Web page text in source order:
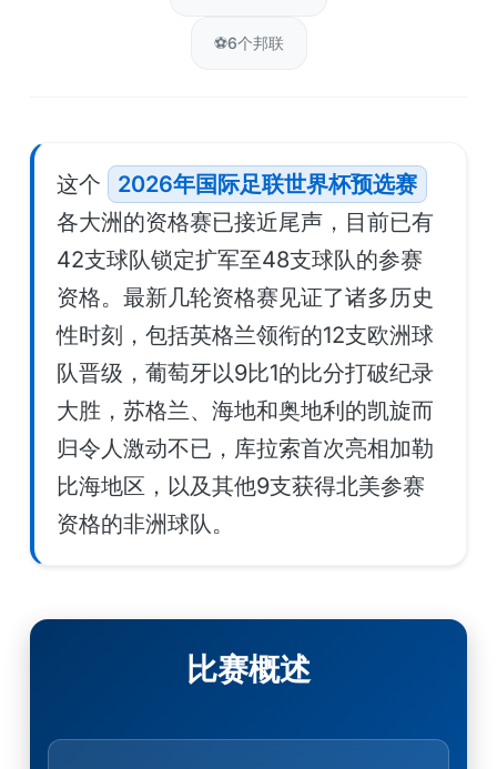
⚽6个邦联
这个
2026年国际足联世界杯预选赛
各大洲的资格赛已接近尾声，目前已有
42支球队锁定扩军至48支球队的参赛
资格。最新几轮资格赛见证了诸多历史
性时刻，包括英格兰领衔的12支欧洲球
队晋级，葡萄牙以9比1的比分打破纪录
大胜，苏格兰、海地和奥地利的凯旋而
归令人激动不已，库拉索首次亮相加勒
比海地区，以及其他9支获得北美参赛
资格的非洲球队。
比赛概述